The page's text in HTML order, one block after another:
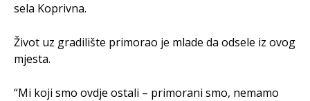
sela Koprivna.
Život uz gradilište primorao je mlade da odsele iz ovog
mjesta.
“Mi koji smo ovdje ostali – primorani smo, nemamo